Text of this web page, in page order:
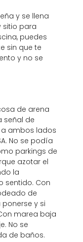
y se llena
sitio para
puedes
sin que te
y no se
de arena
señal de
ambos lados
No se podía
parkings de
azotar el
la
sentido. Con
de
y si
marea baja
No se
de baños.